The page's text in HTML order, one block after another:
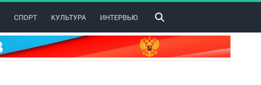
СПОРТ КУЛЬТУРА ИНТЕРВЬЮ